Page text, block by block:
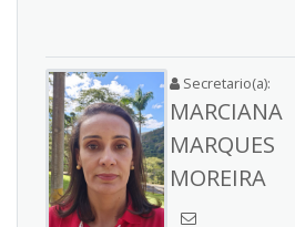
Secretario(a):
MARCIANA
MARQUES
MOREIRA